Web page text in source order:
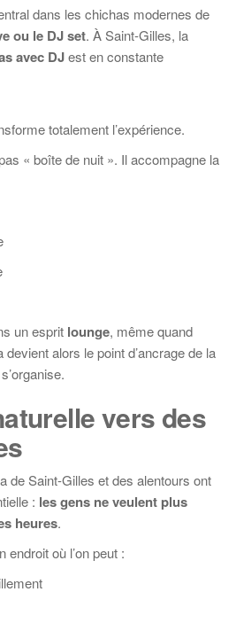
dans les chichas modernes de
ou le DJ set. À Saint-Gilles, la
avec DJest en constante
totalement l’expérience.
« boîte de nuit ». Il accompagne la
un esprit lounge, même quand
devient alors le point d’ancrage de la
vers des
de Saint-Gilles et des alentours ont
: les gens ne veulent plus
heures.
endroit où l’on peut :